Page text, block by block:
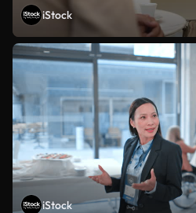
iStock
iStock